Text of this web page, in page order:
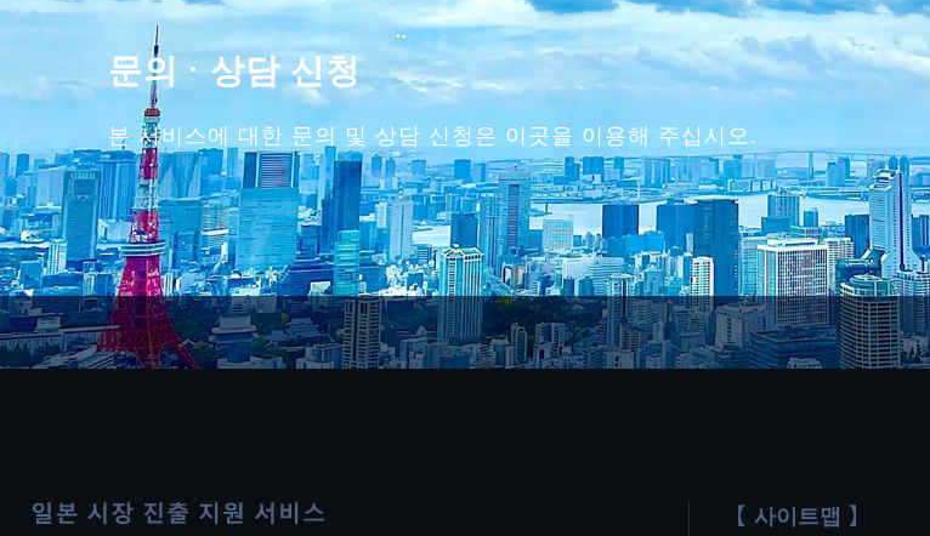
문의 · 상담 신청
본 서비스에 대한 문의 및 상담 신청은 이곳을 이용해 주십시오.
사이트맵